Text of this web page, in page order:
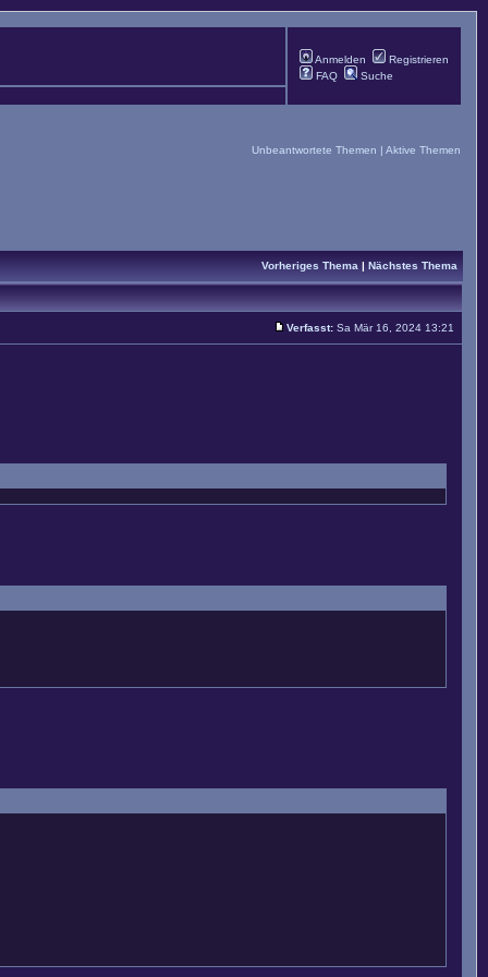
Anmelden
Registrieren
FAQ
Suche
Unbeantwortete Themen | Aktive Themen
Vorheriges Thema | Nächstes Thema
Verfasst: Sa Mär 16, 2024 13:21